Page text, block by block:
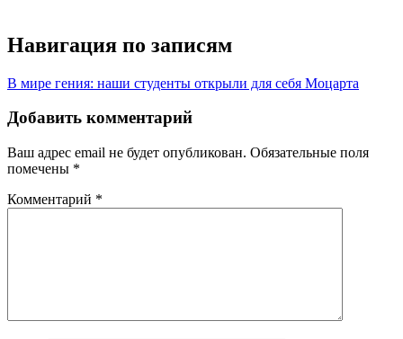
Навигация по записям
В мире гения: наши студенты открыли для себя Моцарта
Добавить комментарий
Ваш адрес email не будет опубликован. Обязательные поля
помечены *
Комментарий *